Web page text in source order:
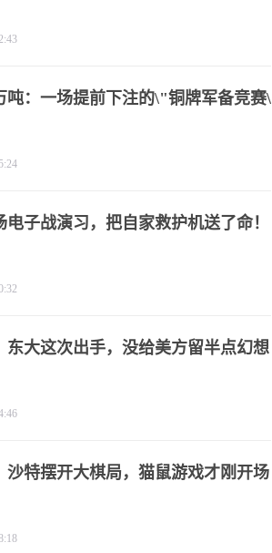
吨：一场提前下注的\"铜牌军备竞赛\"
电子战演习，把自家救护机送了命！
东大这次出手，没给美方留半点幻想
沙特摆开大棋局，猫鼠游戏才刚开场